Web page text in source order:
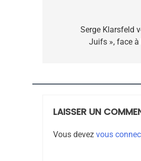
Serge Klarsfeld
Juifs », face
LAISSER UN
Vous devez vous
CE